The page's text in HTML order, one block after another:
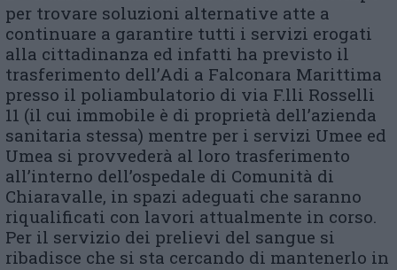
per trovare soluzioni alternative atte a
continuare a garantire tutti i servizi erogati
alla cittadinanza ed infatti ha previsto il
trasferimento dell’Adi a Falconara Marittima
presso il poliambulatorio di via F.lli Rosselli
11 (il cui immobile è di proprietà dell’azienda
sanitaria stessa) mentre per i servizi Umee ed
Umea si provvederà al loro trasferimento
all’interno dell’ospedale di Comunità di
Chiaravalle, in spazi adeguati che saranno
riqualificati con lavori attualmente in corso.
Per il servizio dei prelievi del sangue si
ribadisce che si sta cercando di mantenerlo in